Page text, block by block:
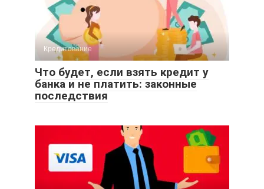
Кредитование
Что будет, если взять кредит у
банка и не платить: законные
последствия